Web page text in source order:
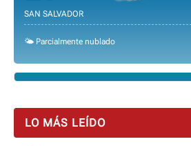
SAN SALVADOR
🌤️ Parcialmente nublado
LO MÁS LEÍDO